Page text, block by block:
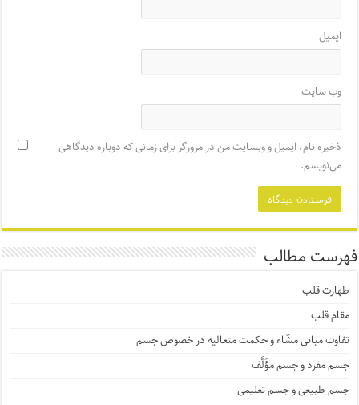
ایمیل
وب‌ سایت
ذخیره نام، ایمیل و وبسایت من در مرورگر برای زمانی که دوباره دیدگاهی
می‌نویسم.
فهرست مطالب
طهارت قلب
مقام قلب
تفاوت مبانی مشّاء و حکمت متعالیه در خصوص جسم
جسم مفرد و جسم مؤَلَّف
جسم طبیعی و جسم تعلیمی